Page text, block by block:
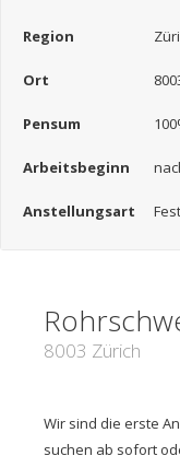
Region
Ort
Pensum
Arbeitsbeginn
Anstellungsart
8003 Zürich
Wir sind die erste
suchen ab sofort